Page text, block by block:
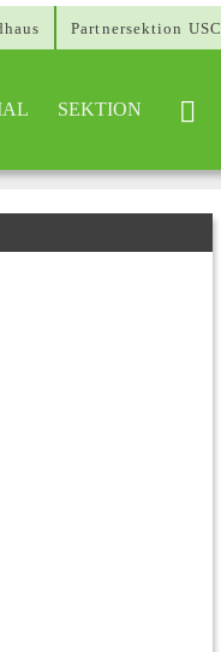
Partnersektion USC
SEKTION